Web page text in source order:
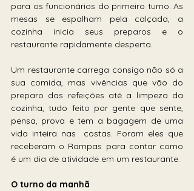
para os funcionários do primeiro turno. As
mesas se espalham pela calçada, a
cozinha inicia seus preparos e o
restaurante rapidamente desperta.
Um restaurante carrega consigo não só a
sua comida, mas vivências que vão do
preparo das refeições até a limpeza da
cozinha, tudo feito por gente que sente,
pensa, prova e tem a bagagem de uma
vida inteira nas  costas. Foram eles que
receberam o Rampas para contar como
é um dia de atividade em um restaurante.
O turno da manhã